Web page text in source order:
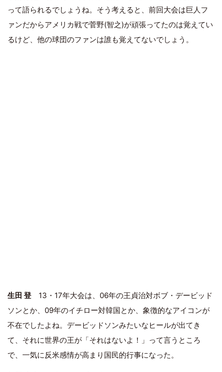
って語られるでしょうね。そう考えると、前回大会は巨人フ
ァンだからアメリカ戦で菅野(智之)が頑張ってたのは覚えてい
るけど、他の球団のファンは誰も覚えてないでしょう。
生田 登 13・17年大会は、06年の王貞治対ボブ・デービッド
ソンとか、09年のイチロー対韓国とか、象徴的なアイコンが
不在でしたよね。デービッドソンみたいなヒールが出てき
て、それに世界の王が「それはないよ！」って言うところ
で、一気に反米感情が高まり国民的行事になった。